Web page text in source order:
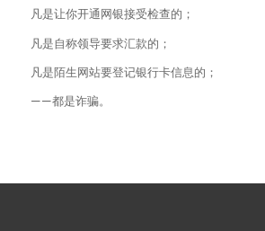
凡是让你开通网银接受检查的；
凡是自称领导要求汇款的；
凡是陌生网站要登记银行卡信息的；
——都是诈骗。